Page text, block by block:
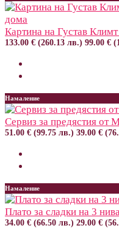
Картина на Густав
133.00 € (260.13 лв.) 99.00 €
Намаление
Сервиз за предястия от
51.00 € (99.75 лв.) 39.00 €
Намаление
Плато за сладки на 3
34.00 € (66.50 лв.) 29.00 €